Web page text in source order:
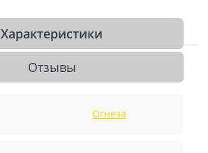
Характеристики
Отзывы
Огнеза